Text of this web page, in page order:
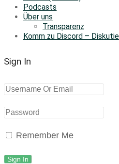
Podcasts
Über uns
Transparenz
Komm zu Discord –
Sign In
Remember Me